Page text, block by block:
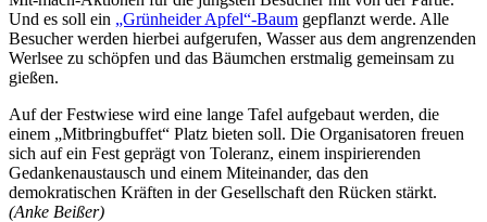
Und es soll ein „Grünheider Apfel“-Baum gepflanzt werde. Alle
Besucher werden hierbei aufgerufen, Wasser aus dem angrenzenden
Werlsee zu schöpfen und das Bäumchen erstmalig gemeinsam zu
gießen.
Auf der Festwiese wird eine lange Tafel aufgebaut werden, die
einem „Mitbringbuffet“ Platz bieten soll. Die Organisatoren freuen
sich auf ein Fest geprägt von Toleranz, einem inspirierenden
Gedankenaustausch und einem Miteinander, das den
demokratischen Kräften in der Gesellschaft den Rücken stärkt.
(Anke Beißer)